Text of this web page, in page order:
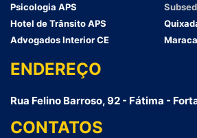
Psicologia APS
Hotel de Trânsito APS
Advogados Interior CE
ENDEREÇO
Rua Felino Barroso, 92 - Fátima -
CONTATOS